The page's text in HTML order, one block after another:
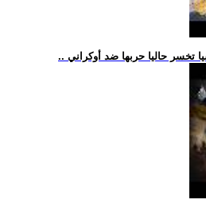
تخسر حاليا حربها ضد أوكراني